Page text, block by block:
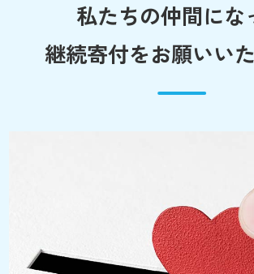
私たちの仲間にな
継続寄付をお願いい